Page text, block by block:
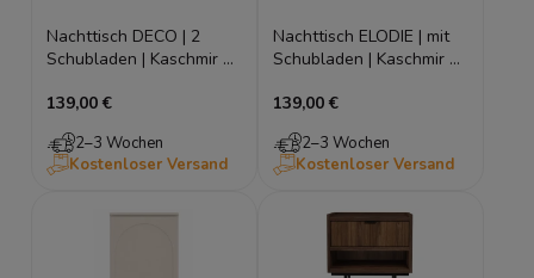
Nachttisch DECO | 2
Schubladen | Kaschmir &
139,00 €
2–3 Wochen
Kostenloser Versand
Nachttisch ELODIE | mit
Schubladen | Kaschmir &
139,00 €
2–3 Wochen
Kostenloser Versand